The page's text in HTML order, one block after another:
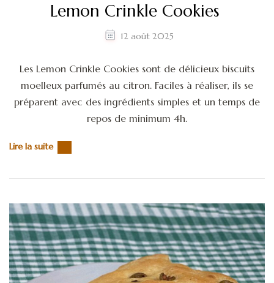
Lemon Crinkle Cookies
12 août 2025
Les Lemon Crinkle Cookies sont de délicieux biscuits
moelleux parfumés au citron. Faciles à réaliser, ils se
préparent avec des ingrédients simples et un temps de
repos de minimum 4h.
Lire la suite